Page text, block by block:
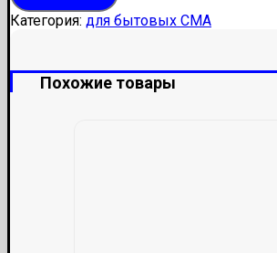
Категория: для бытовых СМА
Похожие товары